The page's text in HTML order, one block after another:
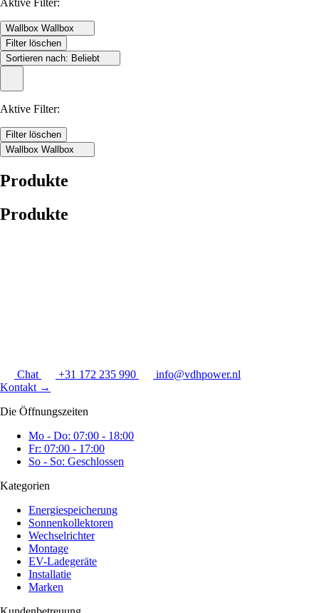
Wallbox Wallbox
Filter löschen
Sortieren nach: Beliebt
Aktive Filter:
Filter löschen
Wallbox Wallbox
Produkte
Produkte
Chat +31 172 235 990
info@vdhpower.nl
Kontakt →
Die Öffnungszeiten
Mo - Do: 07:00 - 18:00
Fr: 07:00 - 17:00
So - So: Geschlossen
Kategorien
Energiespeicherung
Sonnenkollektoren
Wechselrichter
Montage
EV-Ladegeräte
Installatie
Marken